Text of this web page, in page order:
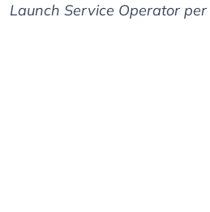
Launch Service Operator per